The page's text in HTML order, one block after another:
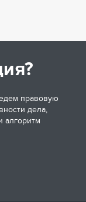
правовую
дела,
алгоритм